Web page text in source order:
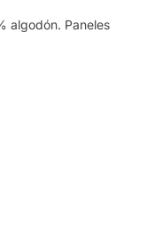
algodón. Paneles